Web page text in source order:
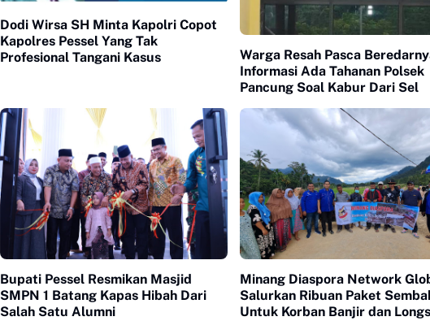
Dodi Wirsa SH Minta Kapolri Copot
Kapolres Pessel Yang Tak
Profesional Tangani Kasus
Warga Resah Pasca
Informasi Ada Tahanan Polsek
Pancung Soal Kabur Dari Sel
Bupati Pessel Resmikan Masjid
SMPN 1 Batang Kapas Hibah Dari
Salah Satu Alumni
Minang Diaspora Network
Salurkan Ribuan Paket
Untuk Korban Banjir dan